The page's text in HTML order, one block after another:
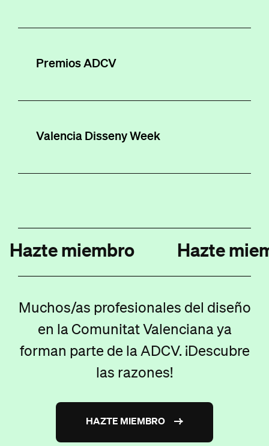
Premios ADCV
Valencia Disseny Week
miembro Hazte
Muchos/as profesionales del diseño
en la Comunitat Valenciana ya
forman parte de la ADCV. ¡Descubre
las razones!
HAZTE MIEMBRO